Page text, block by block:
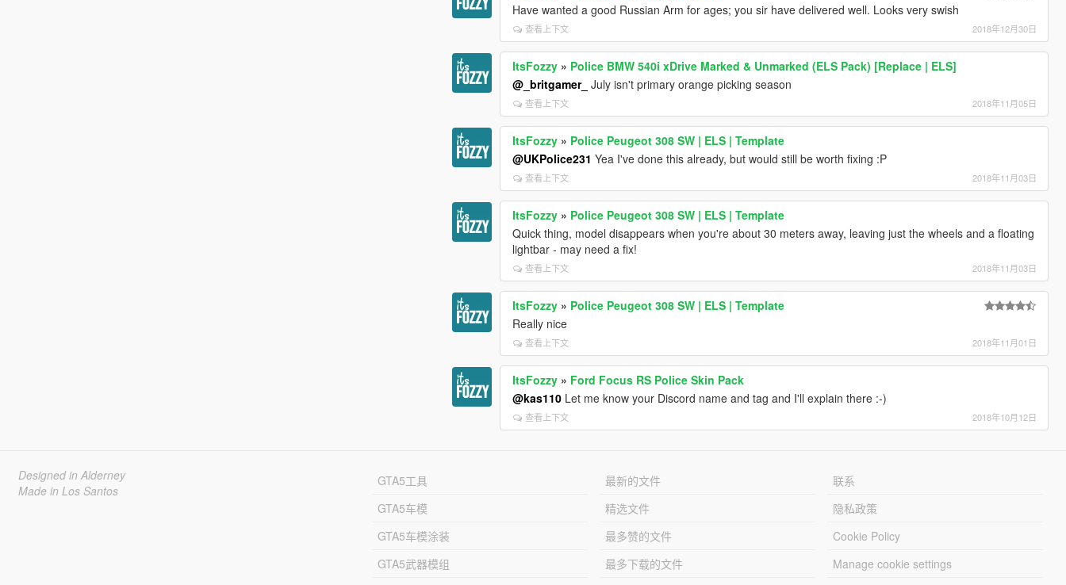
Have wanted a good Russian Arm for ages; you sir have delivered well. Looks very swish
查看上下文 2018年12月30日
ItsFozzy » Police BMW 540i xDrive Marked & Unmarked (ELS Pack) [Replace | ELS]
@_britgamer_ July isn't primary orange picking season
查看上下文 2018年11月05日
ItsFozzy » Police Peugeot 308 SW | ELS | Template
@UKPolice231 Yea I've done this already, but would still be worth fixing :P
查看上下文 2018年11月03日
ItsFozzy » Police Peugeot 308 SW | ELS | Template
Quick thing, model disappears when you're about 30 meters away, leaving just the wheels and a floating
lightbar - may need a fix!
查看上下文 2018年11月03日
ItsFozzy » Police Peugeot 308 SW | ELS | Template
Really nice
查看上下文 2018年11月01日
ItsFozzy » Ford Focus RS Police Skin Pack
@kas110 Let me know your Discord name and tag and I'll explain there :-)
查看上下文 2018年10月12日
Designed in Alderney
Made in Los Santos
GTA5工具
GTA5车模
GTA5车模涂装
GTA5武器模组
最新的文件
精选文件
最多赞的文件
最多下载的文件
联系
隐私政策
Cookie Policy
Manage cookie settings